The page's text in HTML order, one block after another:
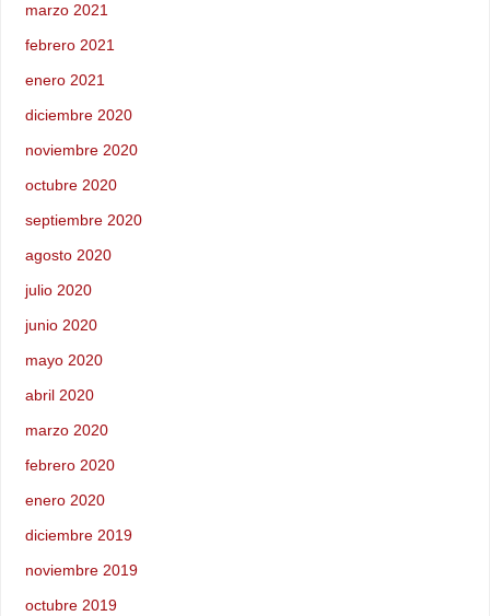
marzo 2021
febrero 2021
enero 2021
diciembre 2020
noviembre 2020
octubre 2020
septiembre 2020
agosto 2020
julio 2020
junio 2020
mayo 2020
abril 2020
marzo 2020
febrero 2020
enero 2020
diciembre 2019
noviembre 2019
octubre 2019